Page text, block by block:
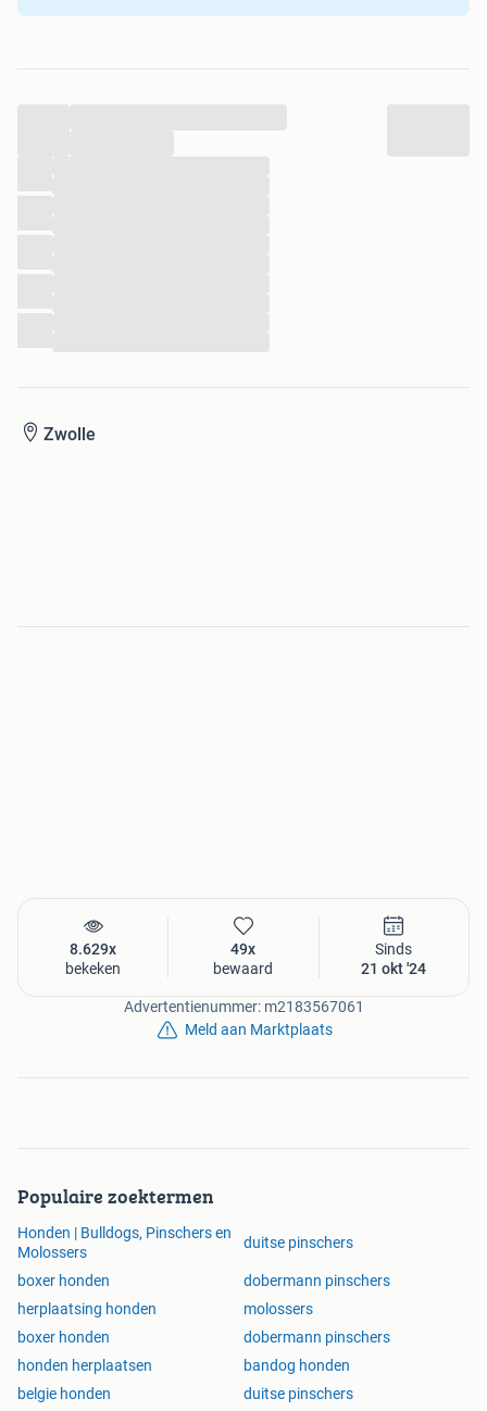
Zwolle
8.629x
bekeken
49x
bewaard
Sinds
21 okt '24
Advertentienummer: m2183567061
Meld aan Marktplaats
Populaire zoektermen
Honden | Bulldogs, Pinschers en
Molossers
duitse pinschers
boxer honden
dobermann pinschers
herplaatsing honden
molossers
boxer honden
dobermann pinschers
honden herplaatsen
bandog honden
belgie honden
duitse pinschers